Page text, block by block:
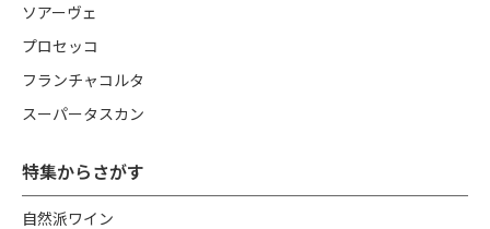
ソアーヴェ
プロセッコ
フランチャコルタ
スーパータスカン
特集からさがす
自然派ワイン